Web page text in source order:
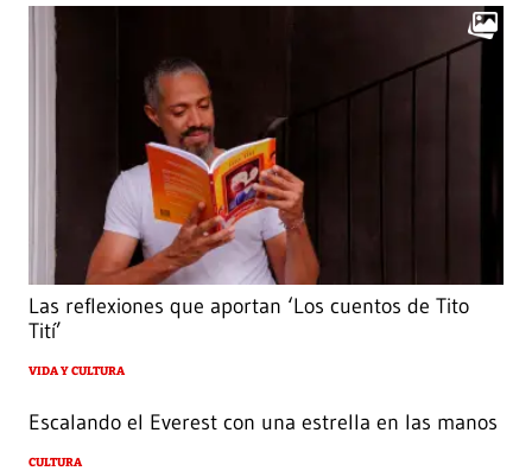
Las reflexiones que aportan ‘Los cuentos de Tito
Tití’
VIDA Y CULTURA
Escalando el Everest con una estrella en las manos
CULTURA